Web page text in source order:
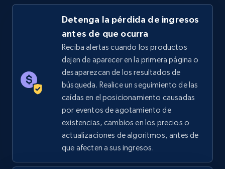
Detenga la pérdida de ingresos
antes de que ocurra
Reciba alertas cuando los productos
dejen de aparecer en la primera página o
desaparezcan de los resultados de
búsqueda. Realice un seguimiento de las
caídas en el posicionamiento causadas
por eventos de agotamiento de
existencias, cambios en los precios o
actualizaciones de algoritmos, antes de
que afecten a sus ingresos.